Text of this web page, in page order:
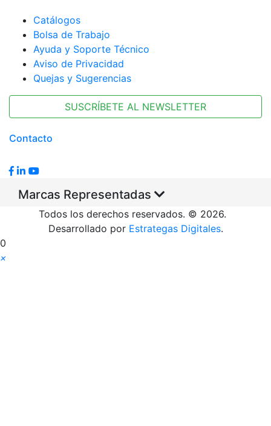
Catálogos
Bolsa de Trabajo
Ayuda y Soporte Técnico
Aviso de Privacidad
Quejas y Sugerencias
SUSCRÍBETE AL NEWSLETTER
Contacto
Marcas Representadas
Todos los derechos reservados. © 2026.
Desarrollado por Estrategas Digitales.
0
×